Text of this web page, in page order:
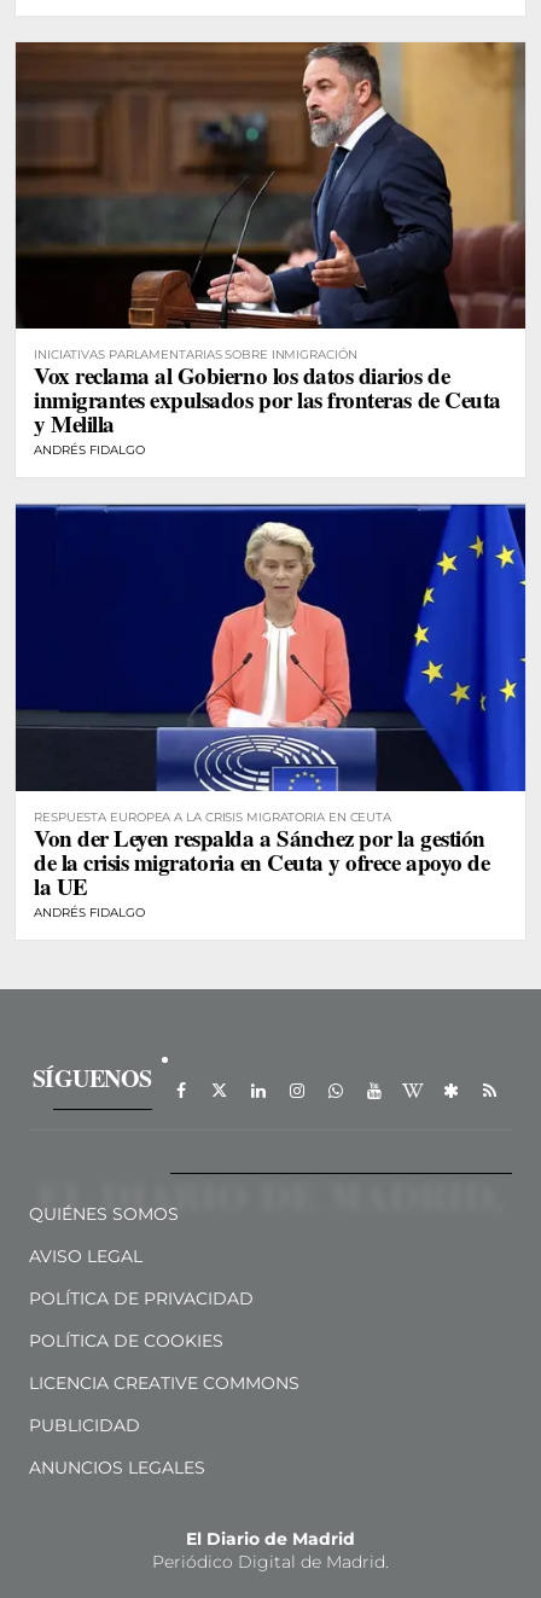
INICIATIVAS PARLAMENTARIAS SOBRE INMIGRACIÓN
Vox reclama al Gobierno los datos diarios de
inmigrantes expulsados por las fronteras de Ceuta
y Melilla
ANDRÉS FIDALGO
RESPUESTA EUROPEA A LA CRISIS MIGRATORIA EN CEUTA
Von der Leyen respalda a Sánchez por la gestión
de la crisis migratoria en Ceuta y ofrece apoyo de
la UE
ANDRÉS FIDALGO
SÍGUENOS
QUIÉNES SOMOS
AVISO LEGAL
POLÍTICA DE PRIVACIDAD
POLÍTICA DE COOKIES
LICENCIA CREATIVE COMMONS
PUBLICIDAD
ANUNCIOS LEGALES
El Diario de Madrid
Periódico Digital de Madrid.